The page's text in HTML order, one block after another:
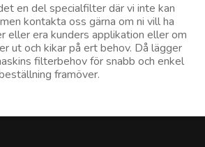
en del specialfilter där vi inte kan
kontakta oss gärna om ni vill ha
eller era kunders applikation eller om
ut och kikar på ert behov. Då lägger
filterbehov för snabb och enkel
framöver.